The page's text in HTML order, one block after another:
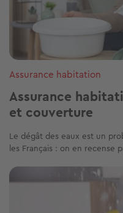
Assurance habitation
Assurance
et couverture
Le dégât des eaux est un
les Français : on en recense
Image